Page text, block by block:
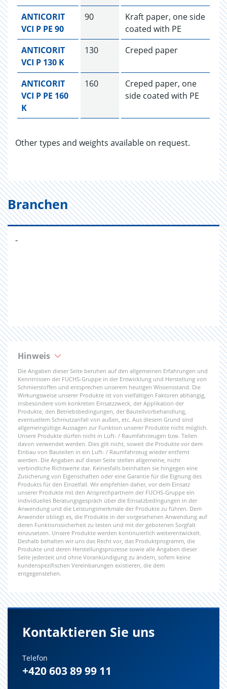
ANTICORIT
VCI P PE 90
90
Kraft paper, one side
coated with PE
ANTICORIT
VCI P 130 K
130 Creped paper
ANTICORIT
VCI P PE 160
K
160
Creped paper, one
side coated with PE
Other types and weights available on request.
Branchen
-
Hinweis
Die Angaben dieser Seite beruhen auf den allgemeinen Erfahrungen und
Kenntnissen der FUCHS-Gruppe in der Entwicklung und Herstellung von
Schmierstoffen und entsprechen unserem heutigen Wissensstand. Die
Wirkungsweise unserer Produkte ist von vielfältigen Faktoren abhängig,
insbesondere vom konkreten Einsatzzweck, der Applikation der
Produkte, den Betriebsbedingungen, der Bauteilvorbehandlung,
eventuellem Schmutzanfall von außen, etc. Aus diesem Grund sind
allgemeingültige Aussagen zur Funktion unserer Produkte nicht möglich.
Unsere Produkte dürfen nicht in Luft- / Raumfahrzeugen bzw. Teilen
davon verwendet werden. Dies gilt nicht, soweit die Produkte vor dem
Einbau von Bauteilen in ein Luft- / Raumfahrzeug wieder entfernt
werden. Die Angaben auf dieser Seite stellen allgemeine, nicht
verbindliche Richtwerte dar. Keinesfalls beinhalten sie hingegen eine
Zusicherung von Eigenschaften oder eine Garantie für die Eignung des
Produkts für den Einzelfall. Wir empfehlen daher, vor dem Einsatz
unserer Produkte mit den Ansprechpartnern der FUCHS-Gruppe ein
individuelles Beratungsgespräch über die Einsatzbedingungen in der
Anwendung und die Leistungsmerkmale der Produkte zu führen. Dem
Anwender obliegt es, die Produkte in der vorgesehenen Anwendung auf
deren Funktionssicherheit zu testen und mit der gebotenen Sorgfalt
einzusetzen. Unsere Produkte werden kontinuierlich weiterentwickelt.
Deshalb behalten wir uns das Recht vor, das Produktprogramm, die
Produkte und deren Herstellungsprozesse sowie alle Angaben dieser
Seite jederzeit und ohne Vorankündigung zu ändern, sofern keine
kundenspezifischen Vereinbarungen existieren, die dem
entgegenstehen.
Kontaktieren Sie uns
Telefon
+420 603 89 99 11